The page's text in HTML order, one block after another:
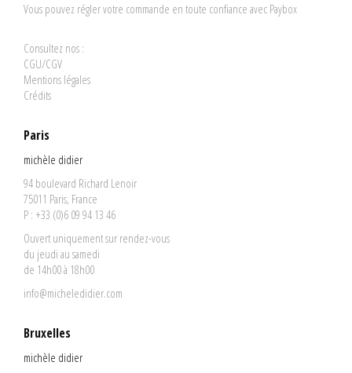
Vous pouvez régler votre commande en toute confiance avec Paybox
Consultez nos :
CGU/CGV
Mentions légales
Crédits
Paris
michèle didier
94 boulevard Richard Lenoir
75011 Paris, France
P : +33 (0)6 09 94 13 46
Ouvert uniquement sur rendez-vous
du jeudi au samedi
de 14h00 à 18h00
info@micheledidier.com
Bruxelles
michèle didier